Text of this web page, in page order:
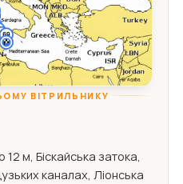
ВІТРИЛЬНИКУ
м, Біскайська затока,
каналах, Ліонська